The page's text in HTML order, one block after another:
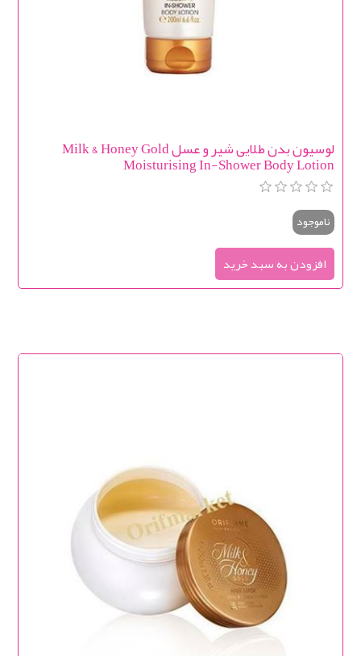
لوسیون بدن طلایی شیر و عسل Milk & Honey Gold
Moisturising In-Shower Body Lotion
ناموجود